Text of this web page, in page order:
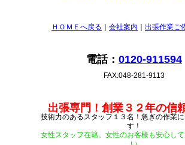
ＨＯＭＥへ戻る 会社案内 出張作業ご
電話： 0120-911594
FAX:048-281-9113
出張専門！創業３２年の信
技術力のあるスタッフ１３名！急ぎの作業
す！
女性スタッフ在籍。女性のお客様も安心し